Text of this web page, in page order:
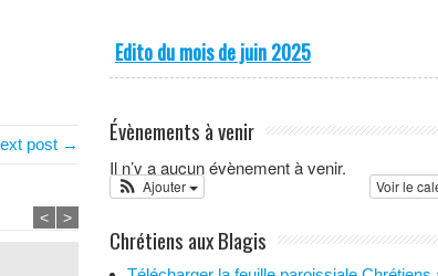
post →
< >
Edito du mois de juin 2025
Évènements à venir
Il n’y a aucun évènement à venir.
Voir le
Ajouter
Chrétiens aux Blagis